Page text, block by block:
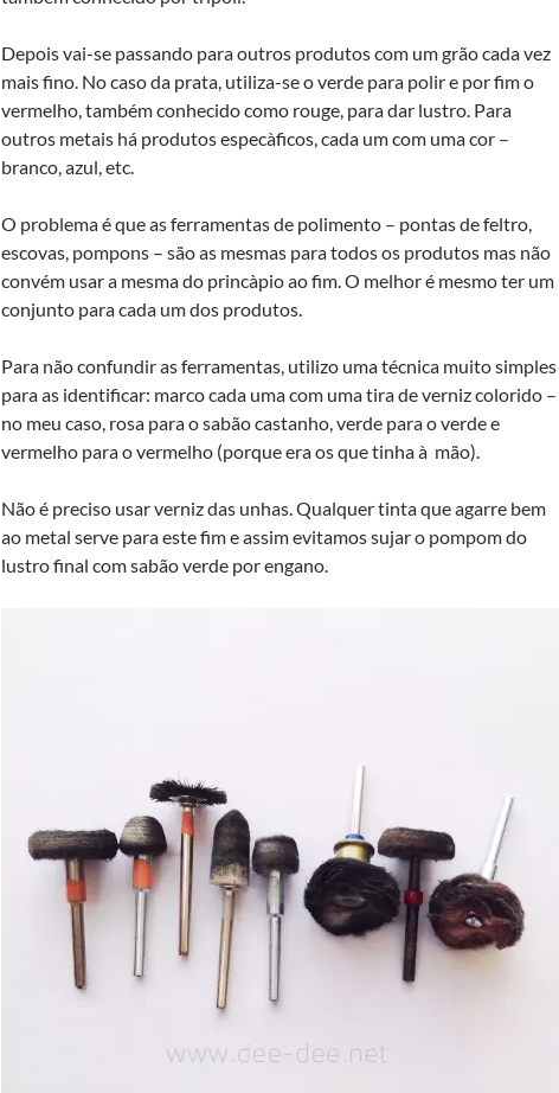
Depois vai-se passando para outros produtos com um grão cada vez
mais fino. No caso da prata, utiliza-se o verde para polir e por fim o
vermelho, também conhecido como rouge, para dar lustro. Para
outros metais há produtos especà­ficos, cada um com uma cor –
branco, azul, etc.
O problema é que as ferramentas de polimento – pontas de feltro,
escovas, pompons – são as mesmas para todos os produtos mas não
convém usar a mesma do princà­pio ao fim. O melhor é mesmo ter um
conjunto para cada um dos produtos.
Para não confundir as ferramentas, utilizo uma técnica muito simples
para as identificar: marco cada uma com uma tira de verniz colorido –
no meu caso, rosa para o sabão castanho, verde para o verde e
vermelho para o vermelho (porque era os que tinha à mão).
Não é preciso usar verniz das unhas. Qualquer tinta que agarre bem
ao metal serve para este fim e assim evitamos sujar o pompom do
lustro final com sabão verde por engano.